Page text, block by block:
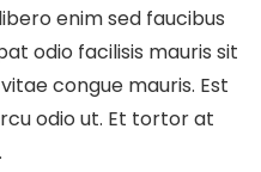
enim sed faucibus
odio facilisis mauris sit
congue mauris. Est
odio ut. Et tortor at